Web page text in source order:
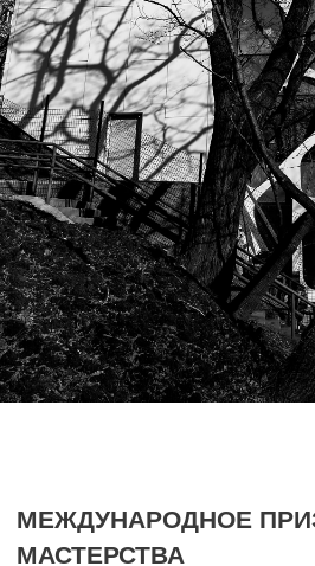
ДРУГИЕ ПРОЕКТЫ
ЖК Миллениум
Апартаментно-жилой
комплекс премиум-
Жилой комплекс
ЖК Фьорд